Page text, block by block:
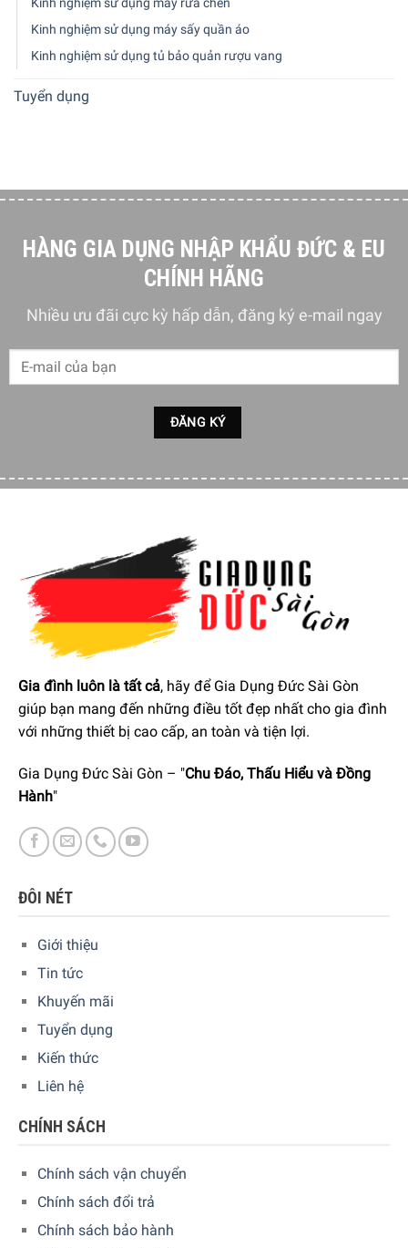
Kinh nghiệm sử dụng máy sấy quần áo
Kinh nghiệm sử dụng tủ bảo quản rượu vang
Tuyển dụng
HÀNG GIA DỤNG NHẬP KHẨU ĐỨC & EU
CHÍNH HÃNG
Nhiều ưu đãi cực kỳ hấp dẫn, đăng ký e-mail ngay
Gia đình luôn là tất cả, hãy để Gia Dụng Đức Sài Gòn
giúp bạn mang đến những điều tốt đẹp nhất cho gia đình
với những thiết bị cao cấp, an toàn và tiện lợi.
Gia Dụng Đức Sài Gòn – "Chu Đáo, Thấu Hiểu và Đồng
Hành"
ĐÔI NÉT
Giới thiệu
Tin tức
Khuyến mãi
Tuyển dụng
Kiến thức
Liên hệ
CHÍNH SÁCH
Chính sách vận chuyển
Chính sách đổi trả
Chính sách bảo hành